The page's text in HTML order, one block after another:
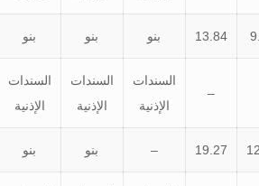
13.84 بنو بنو بنو
–
السندات
الإذنية
السندات
الإذنية
السندات
الإذنية
19.27
– بنو بنو